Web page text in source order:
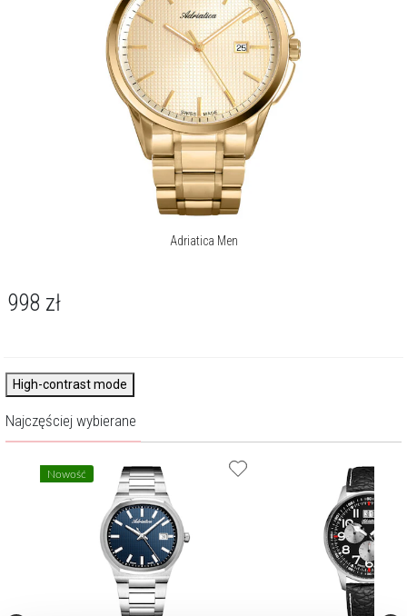
Adriatica Men
998 zł
High-contrast mode
Najczęściej wybierane
Nowość